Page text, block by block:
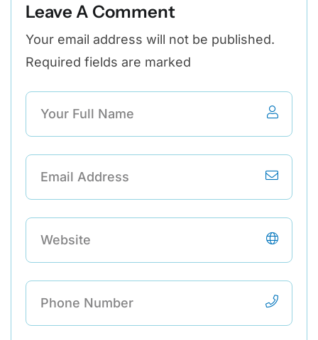
Leave A Comment
Your email address will not be published.
Required fields are marked